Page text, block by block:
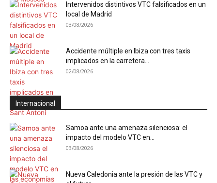
Intervenidos distintivos VTC falsificados en un
local de Madrid
03/08/2026
Accidente múltiple en Ibiza con tres taxis
implicados en la carretera...
02/08/2026
Internacional
Samoa ante una amenaza silenciosa: el
impacto del modelo VTC en...
03/08/2026
Nueva Caledonia ante la presión de las VTC y